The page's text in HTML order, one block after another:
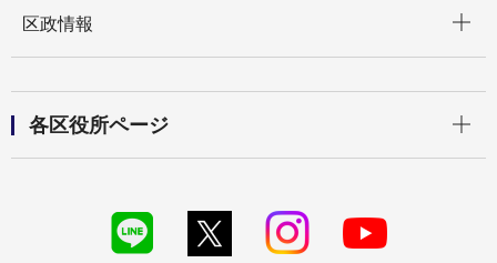
区政情報
各区役所ページ